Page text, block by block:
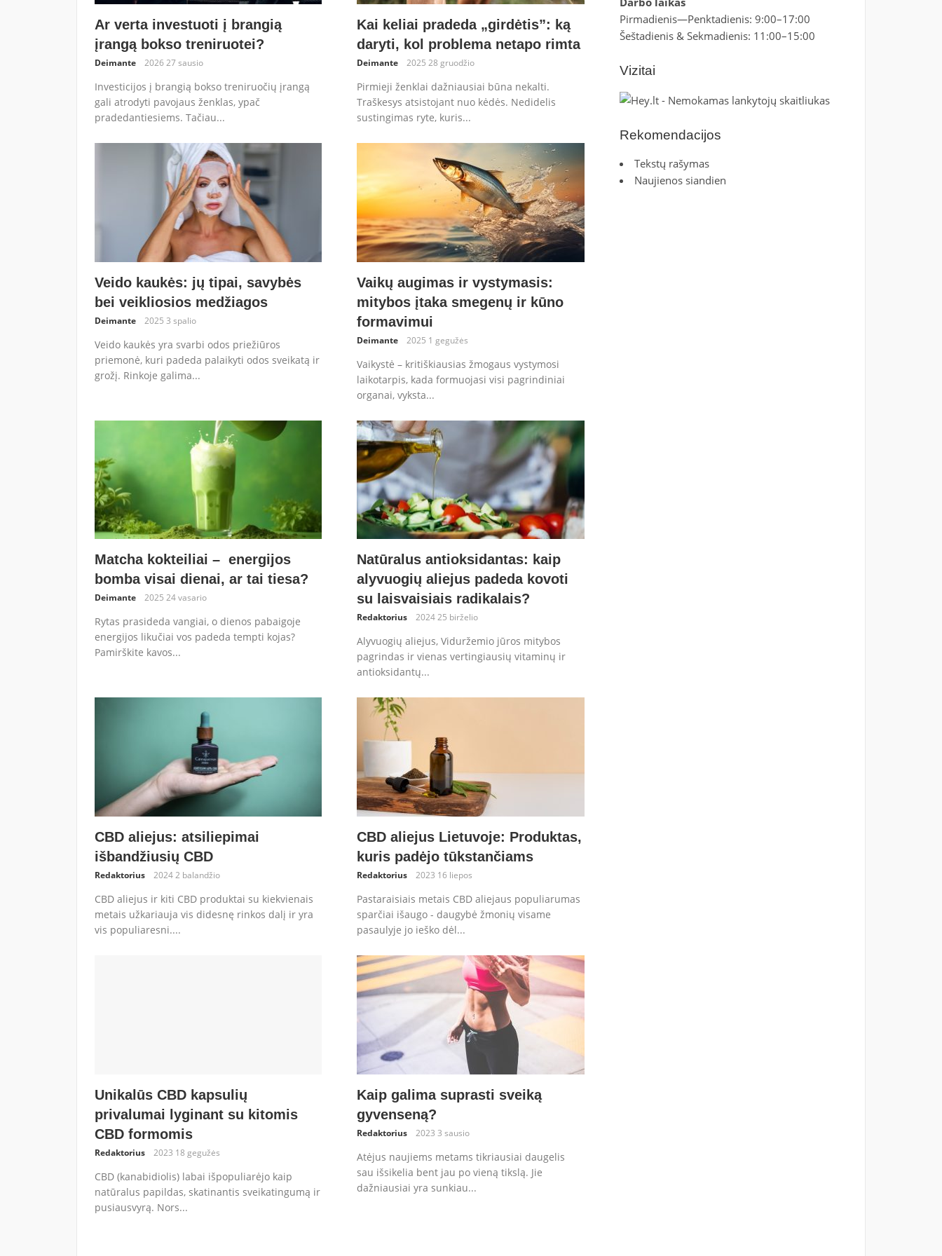
Ar verta investuoti į brangią
įrangą bokso treniruotei?
Deimante 2026 27 sausio
Investicijos į brangią bokso treniruočių įrangą
gali atrodyti pavojaus ženklas, ypač
pradedantiesiems. Tačiau...
Kai keliai pradeda „girdėtis”: ką
daryti, kol problema netapo rimta
Deimante 2025 28 gruodžio
Pirmieji ženklai dažniausiai būna nekalti.
Traškesys atsistojant nuo kėdės. Nedidelis
sustingimas ryte, kuris...
Veido kaukės: jų tipai, savybės
bei veikliosios medžiagos
Deimante 2025 3 spalio
Veido kaukės yra svarbi odos priežiūros
priemonė, kuri padeda palaikyti odos sveikatą ir
grožį. Rinkoje galima...
Vaikų augimas ir vystymasis:
mitybos įtaka smegenų ir kūno
formavimui
Deimante 2025 1 gegužės
Vaikystė – kritiškiausias žmogaus vystymosi
laikotarpis, kada formuojasi visi pagrindiniai
organai, vyksta...
Matcha kokteiliai – energijos
bomba visai dienai, ar tai tiesa?
Deimante 2025 24 vasario
Rytas prasideda vangiai, o dienos pabaigoje
energijos likučiai vos padeda tempti kojas?
Pamirškite kavos...
Natūralus antioksidantas: kaip
alyvuogių aliejus padeda kovoti
su laisvaisiais radikalais?
Redaktorius 2024 25 birželio
Alyvuogių aliejus, Viduržemio jūros mitybos
pagrindas ir vienas vertingiausių vitaminų ir
antioksidantų...
CBD aliejus: atsiliepimai
išbandžiusių CBD
Redaktorius 2024 2 balandžio
CBD aliejus ir kiti CBD produktai su kiekvienais
metais užkariauja vis didesnę rinkos dalį ir yra
vis populiaresni....
CBD aliejus Lietuvoje: Produktas,
kuris padėjo tūkstančiams
Redaktorius 2023 16 liepos
Pastaraisiais metais CBD aliejaus populiarumas
sparčiai išaugo - daugybė žmonių visame
pasaulyje jo ieško dėl...
Unikalūs CBD kapsulių
privalumai lyginant su kitomis
CBD formomis
Redaktorius 2023 18 gegužės
CBD (kanabidiolis) labai išpopuliarėjo kaip
natūralus papildas, skatinantis sveikatingumą ir
pusiausvyrą. Nors...
Kaip galima suprasti sveiką
gyvenseną?
Redaktorius 2023 3 sausio
Atėjus naujiems metams tikriausiai daugelis
sau išsikelia bent jau po vieną tikslą. Jie
dažniausiai yra sunkiau...
Pirmadienis—Penktadienis: 9:00–17:00
Šeštadienis & Sekmadienis: 11:00–15:00
Vizitai
Rekomendacijos
Tekstų rašymas
Naujienos siandien